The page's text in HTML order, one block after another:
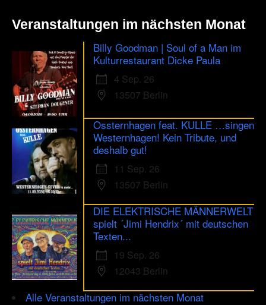
Veranstaltungen im nächsten Monat
Billy Goodman | Soul of a Man im
Kulturrestaurant Dicke Paula
4 Sep. 26
13507 Berlin
Ossternhagen feat. KULLE …singen
Westernhagen! Kein Tribute, und
deshalb gut!
11 Sep. 26
13507 Berlin
DIE ELEKTRISCHE MÄNNERWELT
spielt ´Jimi Hendrix´ mit deutschen
Texten...
19 Sep. 26
12043 Berlin
Alle Veranstaltungen im nächsten Monat